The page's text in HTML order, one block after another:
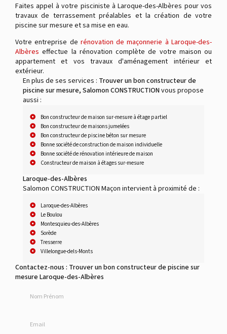
Faites appel à votre pisciniste à Laroque-des-Albères pour vos
travaux de terrassement préalables et la création de votre
piscine sur mesure et sa mise en eau.
Votre entreprise de rénovation de maçonnerie à Laroque-des-
Albères effectue la rénovation complète de votre maison ou
appartement et vos travaux d'aménagement intérieur et
extérieur.
En plus de ses services : Trouver un bon constructeur de
piscine sur mesure, Salomon CONSTRUCTIONvous propose
aussi :
Bon constructeur de maison sur-mesure à étage partiel
Bon constructeur de maisons jumelées
Bon constructeur de piscine béton sur mesure
Bonne société de construction de maison individuelle
Bonne société de rénovation intérieure de maison
Constructeur de maison à étages sur-mesure
Laroque-des-Albères
Salomon CONSTRUCTION Maçon intervient à proximité de :
Laroque-des-Albères
Le Boulou
Montesquieu-des-Albères
Sorède
Tresserre
Villelongue-dels-Monts
Contactez-nous : Trouver un bon constructeur de piscine sur
mesure Laroque-des-Albères